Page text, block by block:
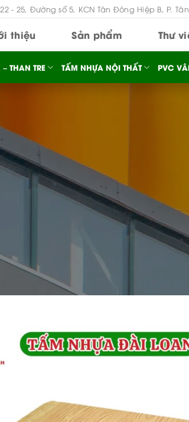
22 - 25, Đường số 5, KCN Tân Đông Hiệp B, P.
thiệu Sản phẩm Thư
THAN TRE TẤM NHỰA NỘI THẤT PVC